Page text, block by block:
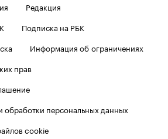
Редакция
Подписка на РБК
Информация об ограничениях
прав
обработки персональных данных
cookie